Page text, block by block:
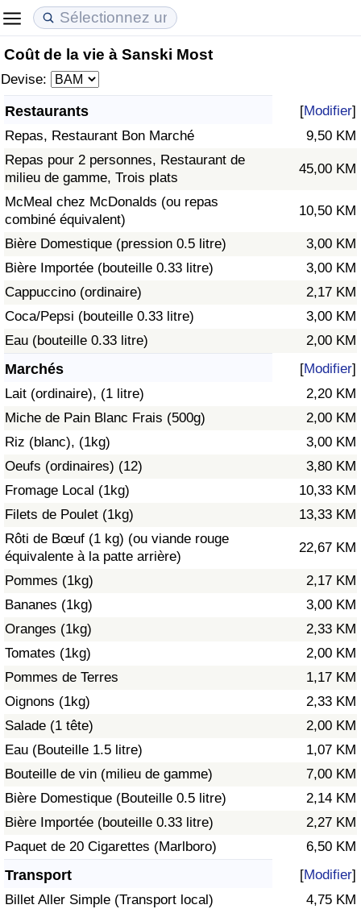
Coût de la vie à Sanski Most
Devise:
Restaurants [Modifier]
Repas, Restaurant Bon Marché
9,50 KM
Repas pour 2 personnes, Restaurant de
milieu de gamme, Trois plats
45,00 KM
McMeal chez McDonalds (ou repas
combiné équivalent)
10,50 KM
Bière Domestique (pression 0.5 litre)
3,00 KM
Bière Importée (bouteille 0.33 litre)
3,00 KM
Cappuccino (ordinaire)
2,17 KM
Coca/Pepsi (bouteille 0.33 litre)
3,00 KM
Eau (bouteille 0.33 litre)
2,00 KM
Marchés [Modifier]
Lait (ordinaire), (1 litre)
2,20 KM
Miche de Pain Blanc Frais (500g)
2,00 KM
Riz (blanc), (1kg)
3,00 KM
Oeufs (ordinaires) (12)
3,80 KM
Fromage Local (1kg)
10,33 KM
Filets de Poulet (1kg)
13,33 KM
Rôti de Bœuf (1 kg) (ou viande rouge
équivalente à la patte arrière)
22,67 KM
Pommes (1kg)
2,17 KM
Bananes (1kg)
3,00 KM
Oranges (1kg)
2,33 KM
Tomates (1kg)
2,00 KM
Pommes de Terres
1,17 KM
Oignons (1kg)
2,33 KM
Salade (1 tête)
2,00 KM
Eau (Bouteille 1.5 litre)
1,07 KM
Bouteille de vin (milieu de gamme)
7,00 KM
Bière Domestique (Bouteille 0.5 litre)
2,14 KM
Bière Importée (bouteille 0.33 litre)
2,27 KM
Paquet de 20 Cigarettes (Marlboro)
6,50 KM
Transport [Modifier]
Billet Aller Simple (Transport local)
4,75 KM
Coût de la vie
Indice du Coût de la Vie
Indice du coût de la vie par pays
à Akaba
Prix de l'immobilier
Indice des Prix de l'immobilier
Indice des Prix de l'immobilier par Pays
Qualité de Vie
Indice de Qualité de Vie (Actuel)
Indice de qualité de vie par pays
Criminalité
Indice de Criminalité (Actuel)
Indice de Criminalité
Indice de criminalité par pays
Soins de santé
Indice des soins de santé (Actuel)
Indice des soins de santé
Indice des soins de santé par Pays
Pollution
Indice de pollution
Indice de Pollution par Pays
Trafic
Indice de Trafic
Indice de Trafic (Actuel)
Indice de Trafic par Pays